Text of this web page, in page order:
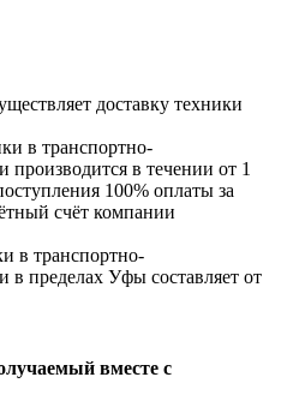
доставку техники
в транспортно-
в течении от 1
100% оплаты за
счёт компании
в транспортно-
пределах Уфы составляет от
вместе с